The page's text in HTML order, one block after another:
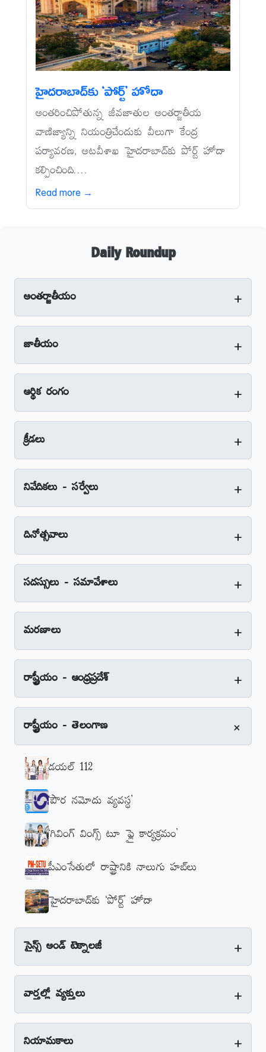
హైదరాబాద్‌కు ‘పోర్ట్‌’ హోదా
అంతరించిపోతున్న జీవజాతుల అంతర్జాతీయ
వాణిజ్యాన్ని నియంత్రిచేందుకు వీలుగా కేంద్ర
పర్యావరణ, అటవీశాఖ హైదరాబాద్‌కు పోర్ట్‌ హోదా
కల్పించింది....
Read more →
Daily Roundup
అంతర్జాతీయం +
జాతీయం +
ఆర్థిక రంగం +
క్రీడలు +
నివేదికలు - సర్వేలు +
దినోత్సవాలు +
సదస్సులు - సమావేశాలు +
మరణాలు +
రాష్ట్రీయం - ఆంధ్రప్రదేశ్‌ +
రాష్ట్రీయం - తెలంగాణ +
డయల్‌ 112
‘పౌర నమోదు వ్యవస్థ’
‘గివింగ్‌ వింగ్స్‌ టూ ఫ్లై కార్యక్రమం’
పీఎంసేతులో రాష్ట్రానికి నాలుగు హబ్‌లు
హైదరాబాద్‌కు ‘పోర్ట్‌’ హోదా
సైన్స్‌ అండ్‌ టెక్నాలజీ +
వార్తల్లో వ్యక్తులు +
నియామకాలు +